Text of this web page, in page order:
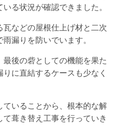
る状況が確認できました。
などの屋根仕上げ材と二次
漏りを防いでいます。
後の砦としての機能を果た
に直結するケースも少なく
いることから、根本的な解
葺き替え工事を行っていき